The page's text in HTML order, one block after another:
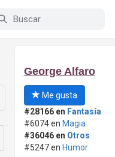
George Alfaro
Me gusta
#28166 en Fantasía
#6074 en Magia
#36046 en Otros
#5247 en Humor